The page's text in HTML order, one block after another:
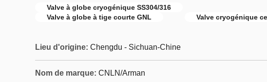
Valve à globe cryogénique SS304/316
Valve à globe à tige courte GNL
Valve cryogénique
Lieu d'origine: Chengdu - Sichuan-Chine
Nom de marque: CNLN/Arman